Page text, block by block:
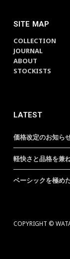
SITE MAP
COLLECTION
JOURNAL
ABOUT
STOCKISTS
LATEST
価格改定のお知ら
軽快さと品格を兼
ベーシックを極め
COPYRIGHT ©